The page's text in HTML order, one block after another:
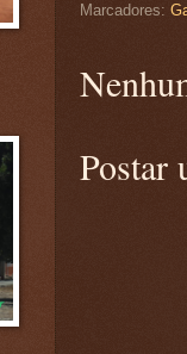
Marcadores:
Postar